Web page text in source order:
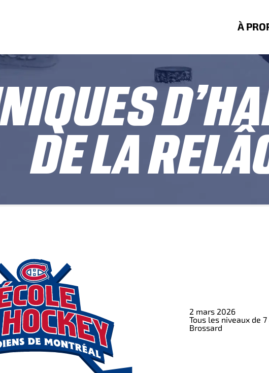
À
DE LA
2 mars 2026
Tous les niveaux de 7
Brossard